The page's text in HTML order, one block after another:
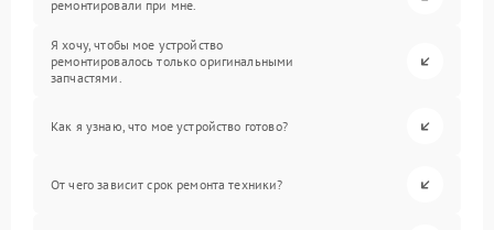
ремонтировали при мне.
Я хочу, чтобы мое устройство
ремонтировалось только оригинальными
запчастями.
Как я узнаю, что мое устройство готово?
От чего зависит срок ремонта техники?